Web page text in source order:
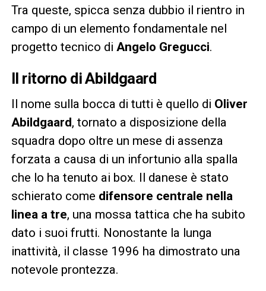
Tra queste, spicca senza dubbio il rientro in
campo di un elemento fondamentale nel
progetto tecnico di Angelo Gregucci.
Il ritorno di Abildgaard
Il nome sulla bocca di tutti è quello di Oliver
Abildgaard, tornato a disposizione della
squadra dopo oltre un mese di assenza
forzata a causa di un infortunio alla spalla
che lo ha tenuto ai box. Il danese è stato
schierato come difensore centrale nella
linea a tre, una mossa tattica che ha subito
dato i suoi frutti. Nonostante la lunga
inattività, il classe 1996 ha dimostrato una
notevole prontezza.